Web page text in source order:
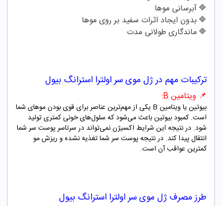
🔷آبرسانی موها
🔷بدون ایجاد اثرات سفید بر روی موها
🔷ماندگاری طولانی مدت
ترکیبات مهم درژل موی سراولترا استرانگ بیول
📌 ویتامین
بیوتین یا ویتامین B یکی از مهم‌ترین عناصر برای قوی بودن موهای شما
است. کمبود بیوتین باعث می‌شود که سلول‌های خونی کمتری تولید
شود. در نتیجه این شرایط اکسیژن نمی‌تواند در سرتاسر پوست سر شما
انتقال پیدا کند. در نتیجه پوست سر شما تغذیه نشده و ریزش مو
کمترین عواقب آن است.
طرز مصرف ژل موی سراولترا استرانگ بیول